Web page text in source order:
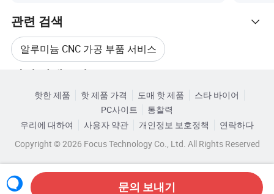
100% 검사 Berore 배송
Q: 공장입니까?
A: 예, 20,000평방미터의 제조 경험을 가진 22년 이상의 공
Q: 샘플을 받을 수 있습니까?
A: 예, 재고가 있는 경우 샘플 요금이 무료이며, 배송비는 괜
찮을 뿐입니다. 그렇지 않으면 맞춤화할 것입니다
당신을 위한 것입니다.
관련 검색
알루미늄 CNC 가공 부품 서비스
맞춤형 CNC 가공 부품
CNC 부품 밀링 및 선반 가공 서비스
알루미늄 CNC 가공 선반 정밀 부품
카테고리로 찾아보기
핫한 제품 핫 제품 가격 도매 핫 제품
스타 바이어
PC사이트
통찰력
우리에 대하여
사용자 약관 개인정보 보호정책
연락하다
Copyright © 2026 Focus Technology Co., Ltd. All Rights Reserved
문의 보내기